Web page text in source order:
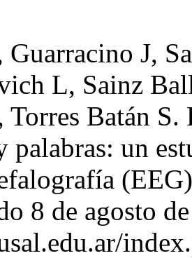
Guarracino J,
L, Sainz
Batán S.
palabras: un
8 de agosto